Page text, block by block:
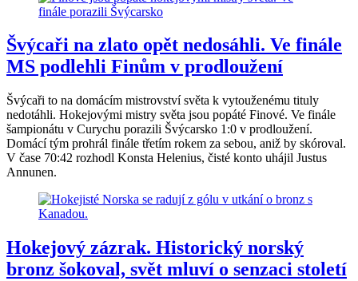
Švýcaři na zlato opět nedosáhli. Ve finále
MS podlehli Finům v prodloužení
Švýcaři to na domácím mistrovství světa k vytouženému tituly
nedotáhli. Hokejovými mistry světa jsou popáté Finové. Ve finále
šampionátu v Curychu porazili Švýcarsko 1:0 v prodloužení.
Domácí tým prohrál finále třetím rokem za sebou, aniž by skóroval.
V čase 70:42 rozhodl Konsta Helenius, čisté konto uhájil Justus
Annunen.
Hokejový zázrak. Historický norský
bronz šokoval, svět mluví o senzaci století